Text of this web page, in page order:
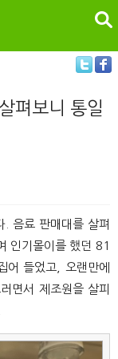
검색
펴보니 통일
음료 판매대를 살펴
인기몰이를 했던 81
어 들었고, 오랜만에
면서 제조원을 살피